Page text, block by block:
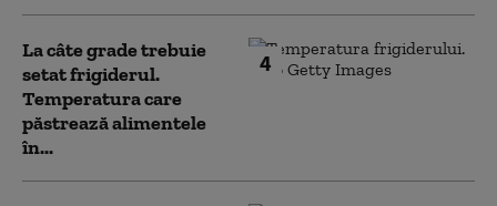
4
La câte grade trebuie
setat frigiderul.
Temperatura care
păstrează alimentele
în...